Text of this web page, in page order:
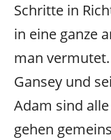
Schritte in
in eine ganze
man vermutet.
Gansey und
Adam sind
gehen